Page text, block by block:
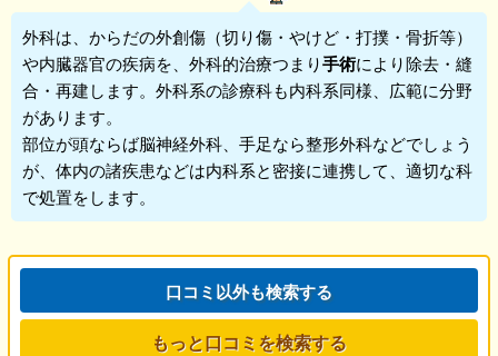
外科は、からだの外創傷（切り傷・やけど・打撲・骨折等）
や内臓器官の疾病を、外科的治療つまり手術により除去・縫
合・再建します。外科系の診療科も内科系同様、広範に分野
があります。
部位が頭ならば脳神経外科、手足なら整形外科などでしょう
が、体内の諸疾患などは内科系と密接に連携して、適切な科
で処置をします。
口コミ以外も検索する
もっと口コミを検索する